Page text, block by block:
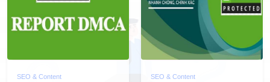
SEO & Content SEO & Content